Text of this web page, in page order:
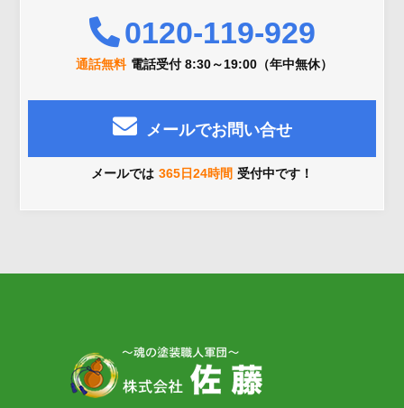
0120-119-929
通話無料 電話受付 8:30～19:00（年中無休）
メールでお問い合せ
メールでは 365日24時間 受付中です！